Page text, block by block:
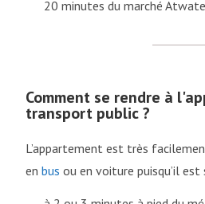
20 minutes du marché
Comment se rendre à
transport public ?
L’appartement est très
enbus ou en voiture puisqu’il est